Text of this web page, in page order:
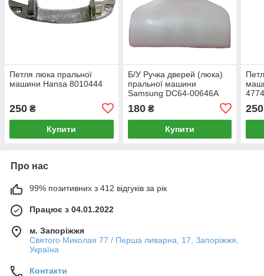
Петля люка пральної
машини Hansa 8010444
250 ₴
Купити
Б/У Ручка дверей (люка)
пральної машини
Samsung DC64-00646A
180₴
Купити
250
Про нас
99% позитивних з 412 відгуків за рік
Працює з 04.01.2022
м. Запоріжжя
Святого Миколая 77 / Перша ливарна, 17, Запоріжжя,
Україна
Контакти